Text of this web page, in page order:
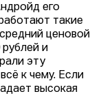
его
такие
ценовой
и
эту
к чему. Если
высокая